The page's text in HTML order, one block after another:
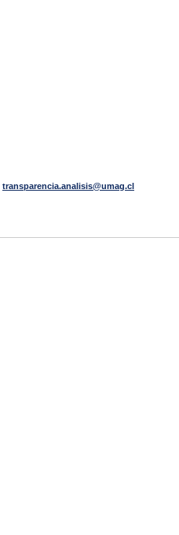
transparencia.analisis@umag.cl